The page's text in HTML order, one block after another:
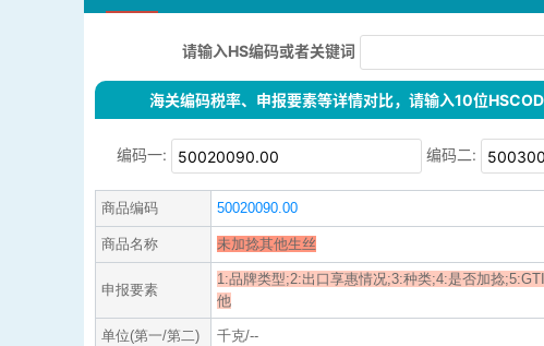
请输入HS编码或者关键词
海关编码税率、申报要素等详情对比，请输入10位
编码一: 编码二:
商品编码 50020090.00
商品名称 未加捻其他生丝
申报要素
1:品牌类型;2:出口享惠情况;3:种类;4:是否加捻
他
单位(第一/第二) 千克/--